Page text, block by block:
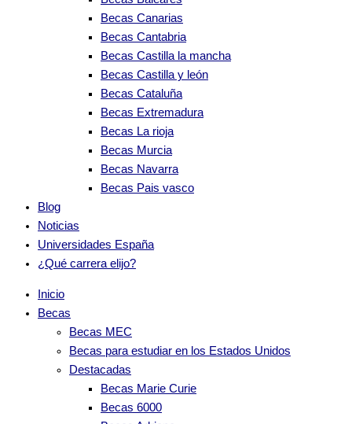
Becas Canarias
Becas Cantabria
Becas Castilla la mancha
Becas Castilla y león
Becas Cataluña
Becas Extremadura
Becas La rioja
Becas Murcia
Becas Navarra
Becas Pais vasco
Blog
Noticias
Universidades España
¿Qué carrera elijo?
Inicio
Becas
Becas MEC
Becas para estudiar en los Estados Unidos
Destacadas
Becas Marie Curie
Becas 6000